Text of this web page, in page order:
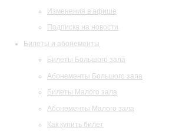
Изменения в афише
Подписка на новости
Билеты и абонементы
Билеты Большого зала
Абонементы Большого зала
Билеты Малого зала
Абонементы Малого зала
Как купить билет